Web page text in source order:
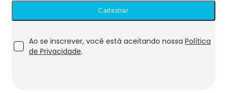
Cadastrar
Ao se inscrever, você está aceitando nossa Política
de Privacidade.